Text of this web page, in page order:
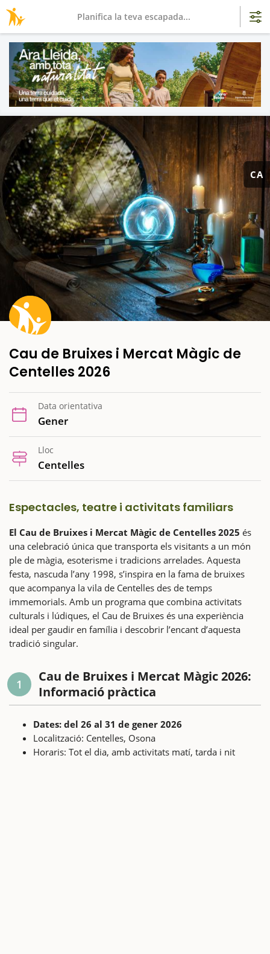
CA
Cau de Bruixes i Mercat Màgic de
Centelles 2026
Data orientativa
Gener
Lloc
Centelles
Espectacles, teatre i activitats familiars
El Cau de Bruixes i Mercat Màgic de Centelles 2025 és
una celebració única que transporta els visitants a un món
ple de màgia, esoterisme i tradicions arrelades. Aquesta
festa, nascuda l’any 1998, s’inspira en la fama de bruixes
que acompanya la vila de Centelles des de temps
immemorials. Amb un programa que combina activitats
culturals i lúdiques, el Cau de Bruixes és una experiència
ideal per gaudir en família i descobrir l’encant d’aquesta
tradició singular.
1
Cau de Bruixes i Mercat Màgic 2026:
Informació pràctica
Dates: del 26 al 31 de gener 2026
Localització: Centelles, Osona
Horaris: Tot el dia, amb activitats matí, tarda i nit
Planifica la teva escapada...